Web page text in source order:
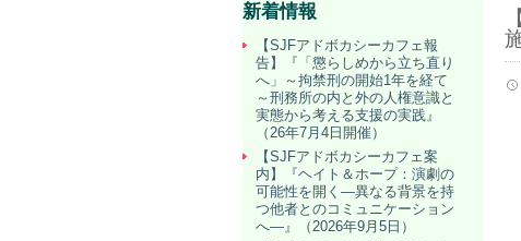
新着情報
【SJFアドボカシーカフェ報
告】『「懲らしめから立ち直り
へ」～拘禁刑の開始1年を経て
～刑務所の内と外の人権意識と
実態から考える支援の実践』
（26年7月4日開催）
【SJFアドボカシーカフェ案
内】『ヘイト＆ホープ：演劇の
可能性を開く―異なる背景を持
つ他者とのコミュニケーション
へ―』（2026年9月5日）